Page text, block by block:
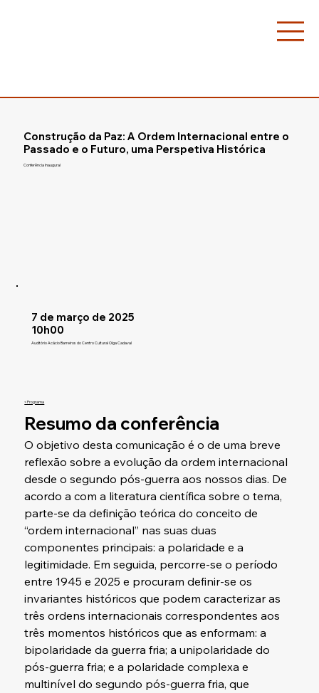
Construção da Paz: A Ordem Internacional entre o
Passado e o Futuro, uma Perspetiva Histórica
Conferência Inaugural
< Programa
Resumo da conferência
O objetivo desta comunicação é o de uma breve
reflexão sobre a evolução da ordem internacional
desde o segundo pós-guerra aos nossos dias. De
acordo a com a literatura científica sobre o tema,
parte-se da definição teórica do conceito de
“ordem internacional” nas suas duas
componentes principais: a polaridade e a
legitimidade. Em seguida, percorre-se o período
entre 1945 e 2025 e procuram definir-se os
invariantes históricos que podem caracterizar as
três ordens internacionais correspondentes aos
três momentos históricos que as enformam: a
bipolaridade da guerra fria; a unipolaridade do
pós-guerra fria; e a polaridade complexa e
multinível do segundo pós-guerra fria, que
7 de março de 2025
10h00
Auditório Acácio Barreiros do Centro Cultural Olga Cadaval